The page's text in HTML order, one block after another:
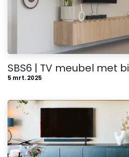
SBS6 | TV meubel met
5 mrt. 2025